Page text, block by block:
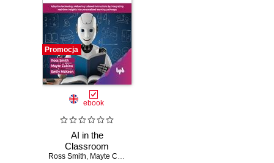
Promocja
ebook
AI in the
Classroom
Ross Smith, Mayte Cubino